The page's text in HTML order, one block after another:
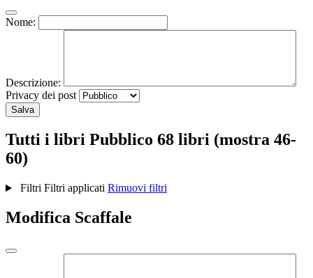
Nome:
Descrizione:
Privacy dei post
Salva
Tutti i libri Pubblico 68 libri (mostra 46-
60)
Filtri Filtri applicati Rimuovi filtri
Modifica Scaffale